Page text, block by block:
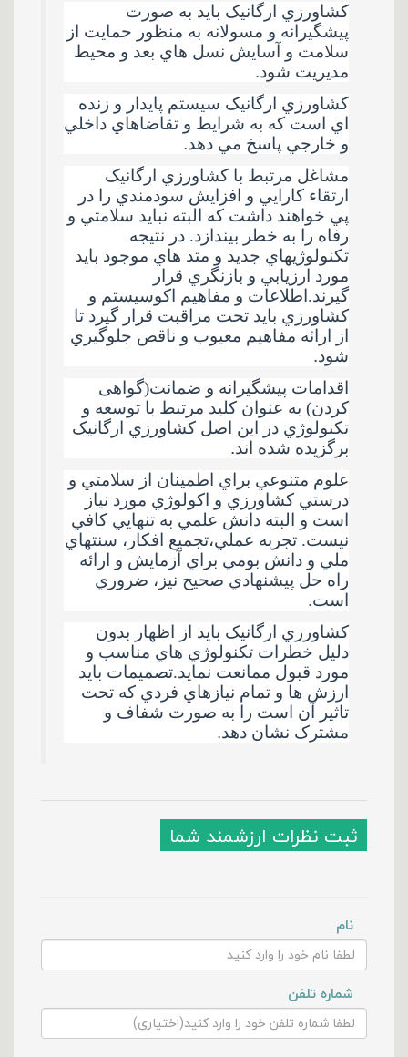
کشاورزي ارگانيک باید به صورت
پيشگيرانه و مسولانه به منظور حمايت از
سلامت و آسايش نسل هاي بعد و محيط
مديريت شود.
کشاورزي ارگانيک سيستم پايدار و زنده
اي است که به شرايط و تقاضاهاي داخلي
و خارجي پاسخ مي دهد.
مشاغل مرتبط با کشاورزي ارگانيک
ارتقاء کارايي و افزايش سودمندي را در
پي خواهند داشت که البته نبايد سلامتي و
رفاه را به خطر بيندازد. در نتيجه
تکنولوژيهاي جديد و متد هاي موجود باید
مورد ارزيابي و بازنگري قرار
گیرند.اطلاعات و مفاهيم اکوسيستم و
کشاورزي باید تحت مراقبت قرار گيرد تا
از ارائه مفاهيم معيوب و ناقص جلوگيري
شود.
اقدامات پيشگيرانه و ضمانت(گواهی
کردن) به عنوان کليد مرتبط با توسعه و
تکنولوژي در اين اصل کشاورزي ارگانيک
برگزيده شده اند.
علوم متنوعي براي اطمينان از سلامتي و
درستي کشاورزي و اکولوژي مورد نياز
است و البته دانش علمي به تنهايي کافي
نيست. تجربه عملي،تجميع افکار، سنتهاي
ملي و دانش بومي براي آزمايش و ارائه
راه حل پيشنهادي صحيح نيز، ضروري
است.
کشاورزي ارگانيک باید از اظهار بدون
دليل خطرات تکنولوژي هاي مناسب و
مورد قبول ممانعت نمايد.تصميمات باید
ارزش ها و تمام نيازهاي فردي که تحت
تاثير آن است را به صورت شفاف و
مشترک نشان دهد.
ثبت نظرات ارزشمند شما
نام
شماره تلفن